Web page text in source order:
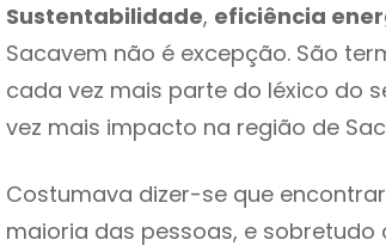
Sustentabilidade, eficiência
Sacavem não é excepção. São
cada vez mais parte do léxico do
vez mais impacto na região de
Costumava dizer-se que
maioria das pessoas, e sobretudo